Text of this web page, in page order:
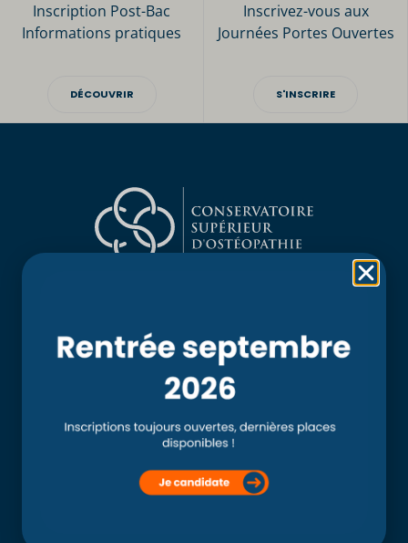
Inscription Post-Bac
Informations pratiques
DÉCOUVRIR
Inscrivez-vous aux
Journées Portes Ouvertes
S'INSCRIRE
Rubriques
Recherche
Clinique externe
Clinique ostéopathique interne du CSO Paris